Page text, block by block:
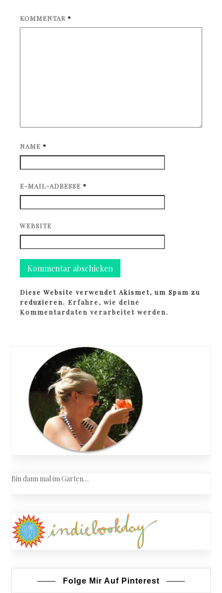
KOMMENTAR *
NAME *
E-MAIL-ADRESSE *
WEBSITE
Diese Website verwendet Akismet, um Spam zu
reduzieren.Erfahre, wie deine
Kommentardaten verarbeitet werden.
Bin dann mal im Garten…
Folge Mir Auf Pinterest